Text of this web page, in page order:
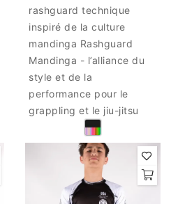
rashguard technique
inspiré de la culture
mandinga Rashguard
Mandinga - l’alliance du
style et de la
performance pour le
grappling et le jiu-jitsu